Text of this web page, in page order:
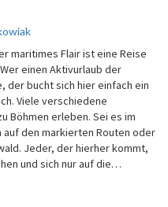
maritimes Flair ist eine Reise
einen Aktivurlaub der
der bucht sich hier einfach ein
Viele verschiedene
Böhmen erleben. Sei es im
auf den markierten Routen oder
Jeder, der hierher kommt,
und sich nur auf die…